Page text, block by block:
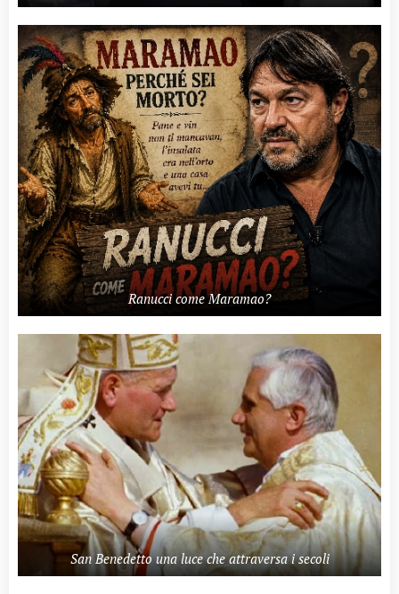
Ranucci come Maramao?
San Benedetto una luce che attraversa i secoli